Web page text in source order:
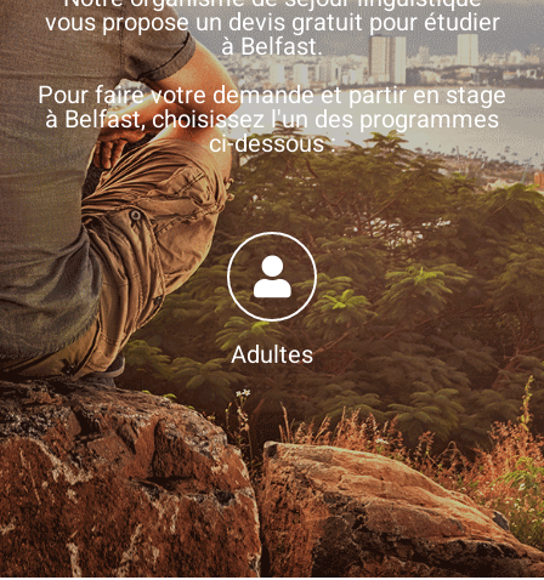
vous propose un devis gratuit pour étudier
à Belfast.
Pour faire votre demande et partir en stage
à Belfast, choisissez l'un des programmes
ci-dessous :
Adultes